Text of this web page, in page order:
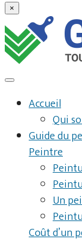
×
Accueil
Qui
Guide du
Peintre
Un
Coût d’un